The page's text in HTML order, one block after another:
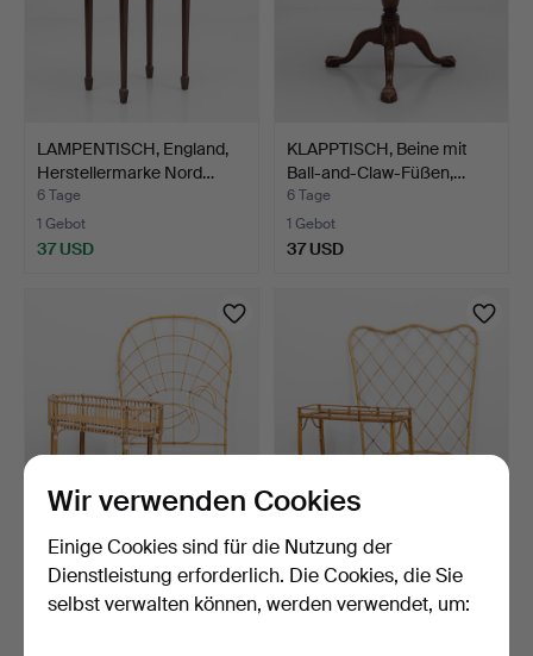
LAMPENTISCH, England,
Herstellermarke Nord…
6 Tage
1 Gebot
37 USD
KLAPPTISCH, Beine mit
Ball-and-Claw-Füßen,…
6 Tage
1 Gebot
37 USD
BLUMENTISCH, Rattan,
zweite Hälfte des 20.…
7 Tage
BLUMENTISCH, Rattan,
zweite Hälfte des 20.…
7 Tage
Wir verwenden Cookies
Einige Cookies sind für die Nutzung der
Dienstleistung erforderlich. Die Cookies, die Sie
selbst verwalten können, werden verwendet, um: